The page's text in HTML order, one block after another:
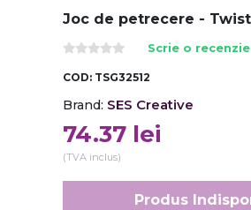
Joc de petrecere -
Scrie o recenzie
COD: TSG32512
Brand: SES Creative
74.37 lei
(TVA inclus)
Produs